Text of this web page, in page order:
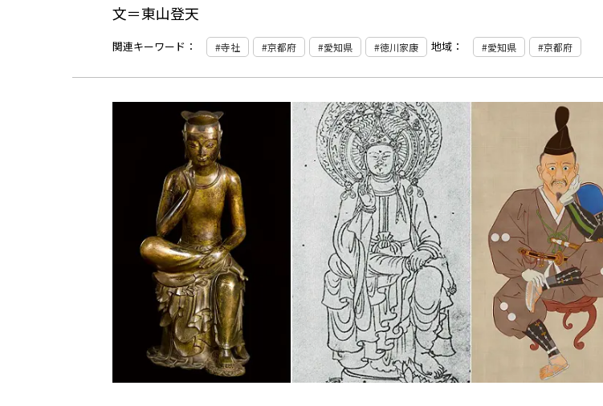
文＝東山登天
関連キーワード： 寺社 京都府 愛知県 徳川家康 地域： 愛知県 京都府